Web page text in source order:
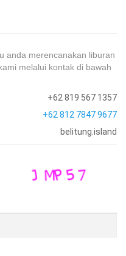
anda merencanakan liburan
melalui kontak di bawah
+62 819 567 1357
+62 812 7847 9677
belitung.island